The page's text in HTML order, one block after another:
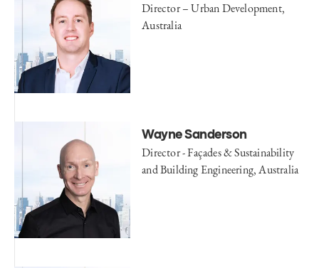
Director – Urban Development,
Australia
Wayne Sanderson
Director - Façades & Sustainability
and Building Engineering, Australia